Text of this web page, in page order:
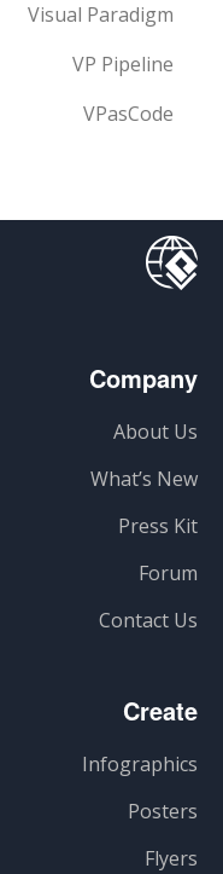
Visual Paradigm
VP Pipeline
VPasCode
Company
About Us
What’s New
Press Kit
Forum
Contact Us
Create
Infographics
Posters
Flyers